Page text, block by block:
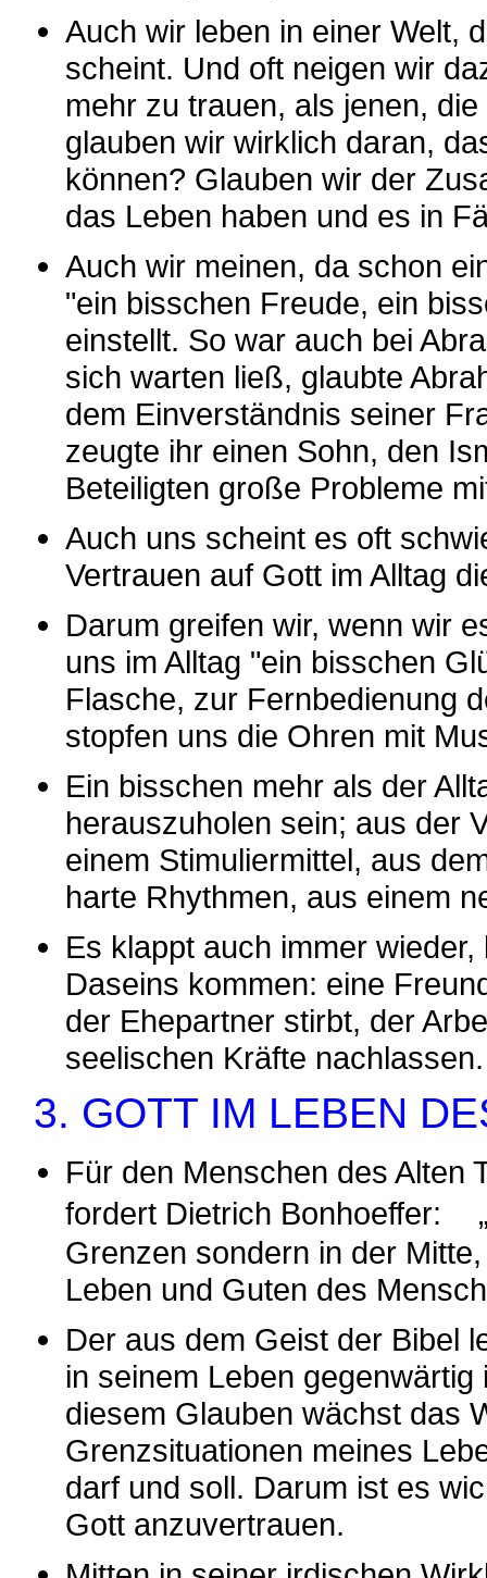
Auch wir leben in einer Welt,
scheint. Und oft neigen wir
mehr zu trauen, als jenen,
glauben wir wirklich daran,
können? Glauben wir der
das Leben haben und es in
Auch wir meinen, da schon
"ein bisschen Freude, ein
einstellt. So war auch bei
sich warten ließ, glaubte
dem Einverständnis seiner
zeugte ihr einen Sohn, den
Beteiligten große Probleme
Auch uns scheint es oft
Vertrauen auf Gott im Alltag
Darum greifen wir, wenn wir
uns im Alltag "ein bisschen
Flasche, zur Fernbedienung
stopfen uns die Ohren mit
Ein bisschen mehr als der
herauszuholen sein; aus der
einem Stimuliermittel, aus
harte Rhythmen, aus einem
Es klappt auch immer
Daseins kommen: eine
der Ehepartner stirbt, der
seelischen Kräfte nachlassen.
3. GOTT IM LEBEN
Für den Menschen des Alten
fordert Dietrich Bonhoeffer:
Grenzen sondern in der
Leben und Guten des
Der aus dem Geist der Bibel
in seinem Leben
diesem Glauben wächst das
Grenzsituationen meines
darf und soll. Darum ist es
Gott anzuvertrauen.